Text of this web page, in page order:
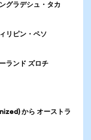
グラデシュ・タカ
リピン・ペソ
ランド ズロチ
から オーストラ